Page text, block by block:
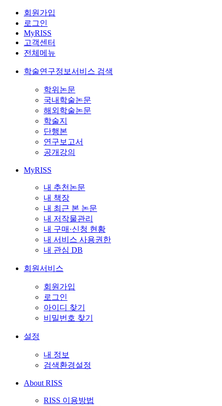
회원가입
로그인
MyRISS
고객센터
전체메뉴
학술연구정보서비스 검색
학위논문
국내학술논문
해외학술논문
학술지
단행본
연구보고서
공개강의
MyRISS
내 추천논문
내 책장
내 최근 본 논문
내 저작물관리
내 구매·신청 현황
내 서비스 사용권한
내 관심 DB
회원서비스
회원가입
로그인
아이디 찾기
비밀번호 찾기
설정
내 정보
검색환경설정
About RISS
RISS 이용방법